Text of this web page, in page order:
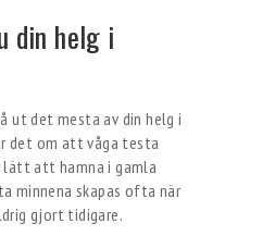
din helg i
ut det mesta av din helg i
det om att våga testa
att hamna i gamla
minnena skapas ofta när
gjort tidigare.